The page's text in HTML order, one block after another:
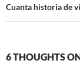
Cuanta historia de
6 THOUGHTS